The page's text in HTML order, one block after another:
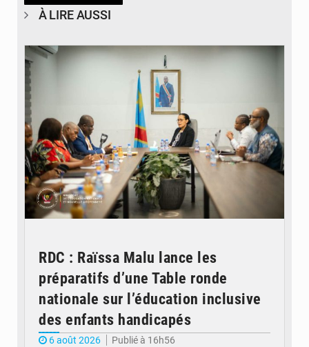
À LIRE AUSSI
RDC : Raïssa Malu lance les
préparatifs d’une Table ronde
nationale sur l’éducation inclusive
des enfants handicapés
6 août 2026
Publié à 16h56